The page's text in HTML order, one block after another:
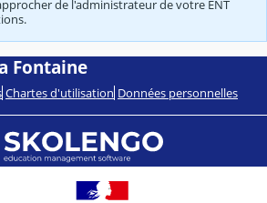
de l'administrateur de votre ENT
Fontaine
Chartes d'utilisation Données personnelles